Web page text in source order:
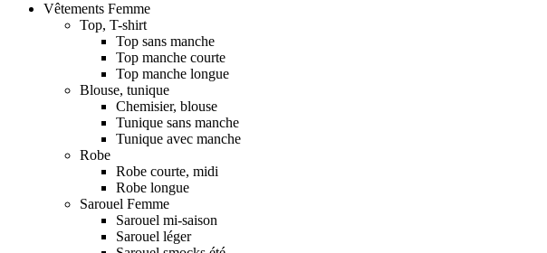
Vêtements Femme
Top, T-shirt
Top sans manche
Top manche courte
Top manche longue
Blouse, tunique
Chemisier, blouse
Tunique sans manche
Tunique avec manche
Robe
Robe courte, midi
Robe longue
Sarouel Femme
Sarouel mi-saison
Sarouel léger